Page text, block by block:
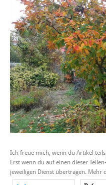
Ich freue mich, wenn du Artikel
Erst wenn du auf einen dieser
jeweiligen Dienst übertragen. Mehr